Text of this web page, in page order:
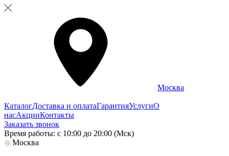
Москва
КаталогДоставка и оплатаГарантияУслугиО
насАкцииКонтакты
Заказать звонок
Время работы: с 10:00 до 20:00 (Мск)
Москва